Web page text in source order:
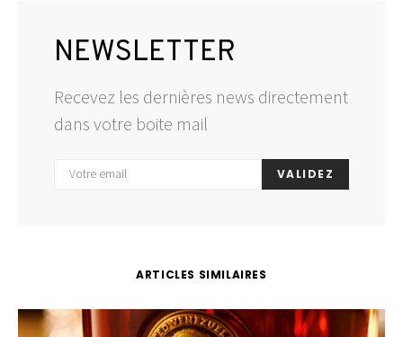
NEWSLETTER
Recevez les dernières news directement
dans votre boite mail
VALIDEZ
ARTICLES SIMILAIRES